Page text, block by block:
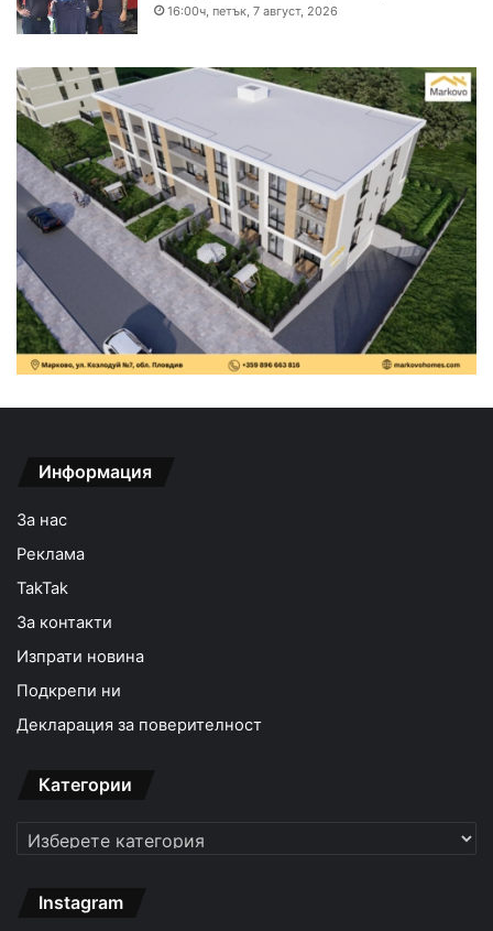
16:00ч, петък, 7 август, 2026
Информация
За нас
Реклама
TakTak
За контакти
Изпрати новина
Подкрепи ни
Декларация за поверителност
Категории
Категории
Instagram